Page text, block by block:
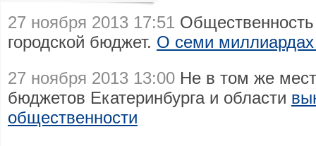
27 ноября 2013 17:51
городской бюджет. О семи
27 ноября 2013 13:00 Не в том же
бюджетов Екатеринбурга и области
общественности